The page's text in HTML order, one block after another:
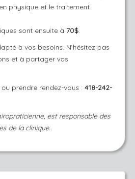
physique et le traitement
sont ensuite à 70$.
à vos besoins. N’hésitez pas
et à partager vos
prendre rendez-vous : 418-242-
est responsable des
de la clinique.